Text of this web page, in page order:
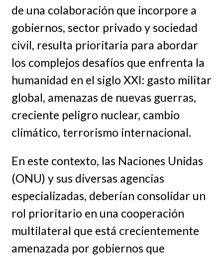
de una colaboración que incorpore a
gobiernos, sector privado y sociedad
civil, resulta prioritaria para abordar
los complejos desafíos que enfrenta la
humanidad en el siglo XXI: gasto militar
global, amenazas de nuevas guerras,
creciente peligro nuclear, cambio
climático, terrorismo internacional.
En este contexto, las Naciones Unidas
(ONU) y sus diversas agencias
especializadas, deberían consolidar un
rol prioritario en una cooperación
multilateral que está crecientemente
amenazada por gobiernos que